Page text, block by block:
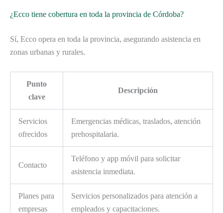
¿Ecco tiene cobertura en toda la provincia de Córdoba?
Sí, Ecco opera en toda la provincia, asegurando asistencia en
zonas urbanas y rurales.
Punto
clave
Descripción
Servicios
ofrecidos
Emergencias médicas, traslados, atención
prehospitalaria.
Contacto
Teléfono y app móvil para solicitar
asistencia inmediata.
Planes para
empresas
Servicios personalizados para atención a
empleados y capacitaciones.